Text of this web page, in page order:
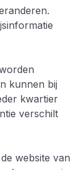
kunnen bij
kwartier
verschilt
website van